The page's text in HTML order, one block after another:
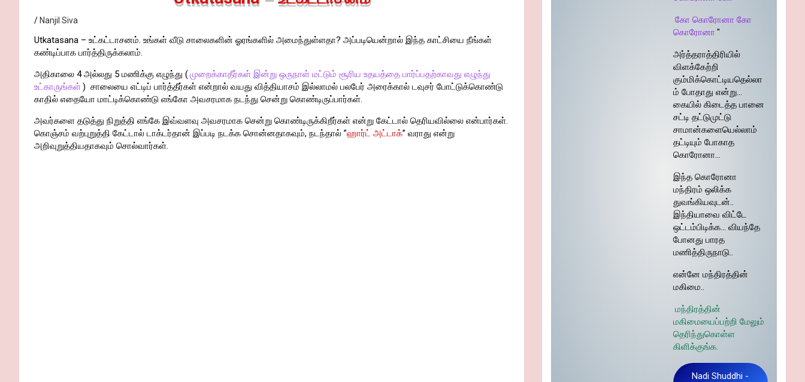
Nanjil Siva
Utkatasana – உட்கட்டாசனம். உங்கள் வீடு சாலைகளின் ஓரங்களில் அமைந்துள்ளதா? அப்படியென்றால் இந்த காட்சியை நீங்கள்
கண்டிப்பாக பார்த்திருக்கலாம்.
அதிகாலை 4 அல்லது 5 மணிக்கு எழுந்து (முறைக்காதீர்கள் இன்று ஒருநாள் மட்டும் சூரிய உதயத்தை பார்ப்பதற்காவது எழுந்து
உட்காருங்கள்) சாலையை எட்டிப் பார்த்தீர்கள் என்றால் வயது வித்தியாசம் இல்லாமல் பலபேர் அரைக்கால் டவுசர் போட்டுக்கொண்டு
காதில் எதையோ மாட்டிக்கொண்டு எங்கோ அவசரமாக நடந்து சென்று கொண்டிருப்பார்கள்.
அவர்களை தடுத்து நிறுத்தி எங்கே இவ்வளவு அவசரமாக சென்று கொண்டிருக்கிறீர்கள் என்று கேட்டால் தெரியவில்லை என்பார்கள்.
கொஞ்சம் வற்புறுத்தி கேட்டால் டாக்டர்தான் இப்படி நடக்க சொன்னதாகவும், நடந்தால் ”ஹார்ட் அட்டாக்” வராது என்று
அறிவுறுத்தியதாகவும் சொல்வார்கள்.
கோ கொரோனா கோ
கொரோனா "
அர்த்தராத்திரியில்
விளக்கேற்றி
கும்மிக்கொட்டியதெல்லா
ம் போதாது என்று…
கையில் கிடைத்த பானை
சட்டி தட்டுமுட்டு
சாமான்களையெல்லாம்
தட்டியும் போகாத
கொரோனா…
இந்த கொரோனா
மந்திரம் ஒலிக்க
துவங்கியவுடன்..
இந்தியாவை விட்டே
ஒட்டம்பிடிக்க… வியந்தே
போனது பாரத
மணித்திருநாடு..
என்னே மந்திரத்தின்
மகிமை..
மந்திரத்தின்
மகிமையைப்பற்றி மேலும்
தெரிந்துகொள்ள
கிளிக்குங்க.
Nadi Shuddhi -